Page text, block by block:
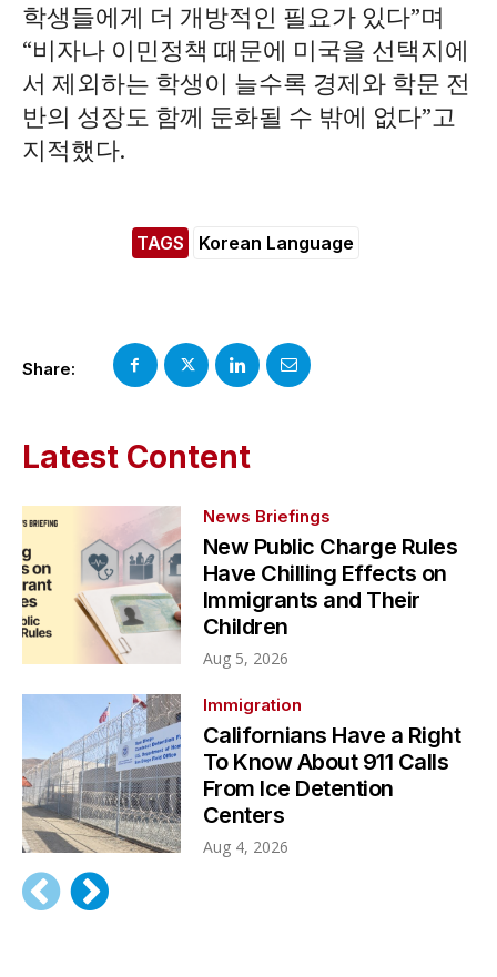
Share:
Latest Content
News Briefings
New Public Charge Rules
Have Chilling Effects on
Immigrants and Their
Children
Aug 5, 2026
Immigration
Californians Have a Right
To Know About 911 Calls
From Ice Detention
Centers
Aug 4, 2026
학생들에게 더 개방적인 필요가 있다”며
“비자나 이민정책 때문에 미국을 선택지에
서 제외하는 학생이 늘수록 경제와 학문 전
반의 성장도 함께 둔화될 수 밖에 없다”고
지적했다.
TAGS Korean Language